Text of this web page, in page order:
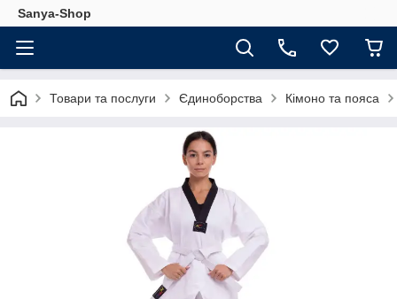
Sanya-Shop
Товари та послуги Єдиноборства Кімоно та пояса